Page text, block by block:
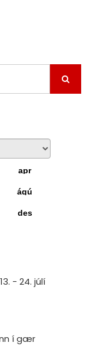
apr
ágú
des
- 24. júlí
í gær